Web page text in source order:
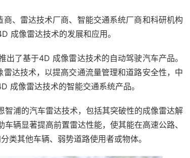
、雷达技术厂商、智能交通系统厂商和科研机构
成像雷达技术的发展和应用。
了基于4D 成像雷达技术的自动驾驶汽车产品。
达技术，以提高交通流量管理和道路安全性，中
成像雷达技术的智能交通系统产品。
浦的汽车雷达技术，包括其突破性的成像雷达解
辆显著提高前置雷达性能，使其能在高速公路、
类其他车辆、弱势道路使用者或物体。